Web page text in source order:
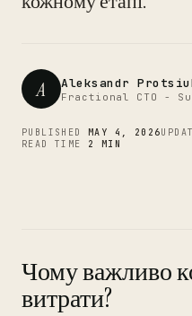
A Aleksandr
Fractional CTO -
PUBLISHED MAY 4, 2026
READ TIME 2 MIN
Чому важливо
витрати?